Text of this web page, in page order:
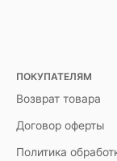
ПОКУПАТЕЛЯМ
Возврат товара
Договор оферты
Политика